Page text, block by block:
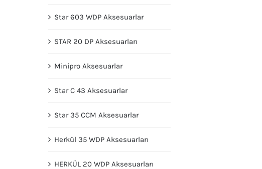
Star 603 WDP Aksesuarlar
STAR 20 DP Aksesuarları
Minipro Aksesuarlar
Star C 43 Aksesuarlar
Star 35 CCM Aksesuarlar
Herkül 35 WDP Aksesuarları
HERKÜL 20 WDP Aksesuarları